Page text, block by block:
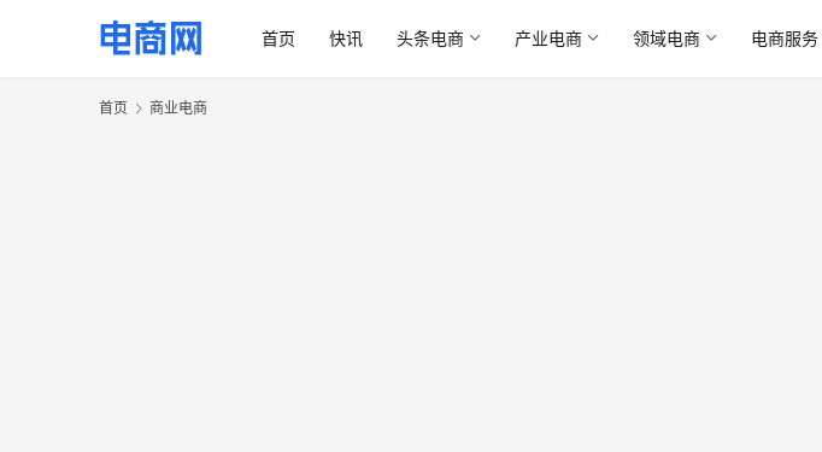
首页 快讯 头条电商 产业电商 领域电商 电商服务
首页 商业电商